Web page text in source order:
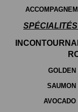
De
Vos
Avis
GOLDEN
SAUMON